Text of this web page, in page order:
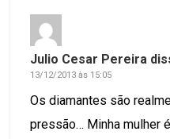
Julio Cesar Pereira
13/12/2013 às 15:05
Os diamantes são
pressão… Minha mulher